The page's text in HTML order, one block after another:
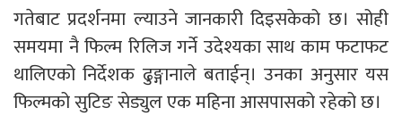
गतेबाट प्रदर्शनमा ल्याउने जानकारी दिइसकेको छ। सोही
समयमा नै फिल्म रिलिज गर्ने उदेश्यका साथ काम फटाफट
थालिएको निर्देशक ढुङ्गानाले बताईन्। उनका अनुसार यस
फिल्मको सुटिङ सेड्युल एक महिना आसपासको रहेको छ।